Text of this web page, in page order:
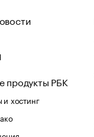
продукты РБК
хостинг